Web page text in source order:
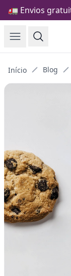
🚛 Envios
Open menu
Search
Início Blog